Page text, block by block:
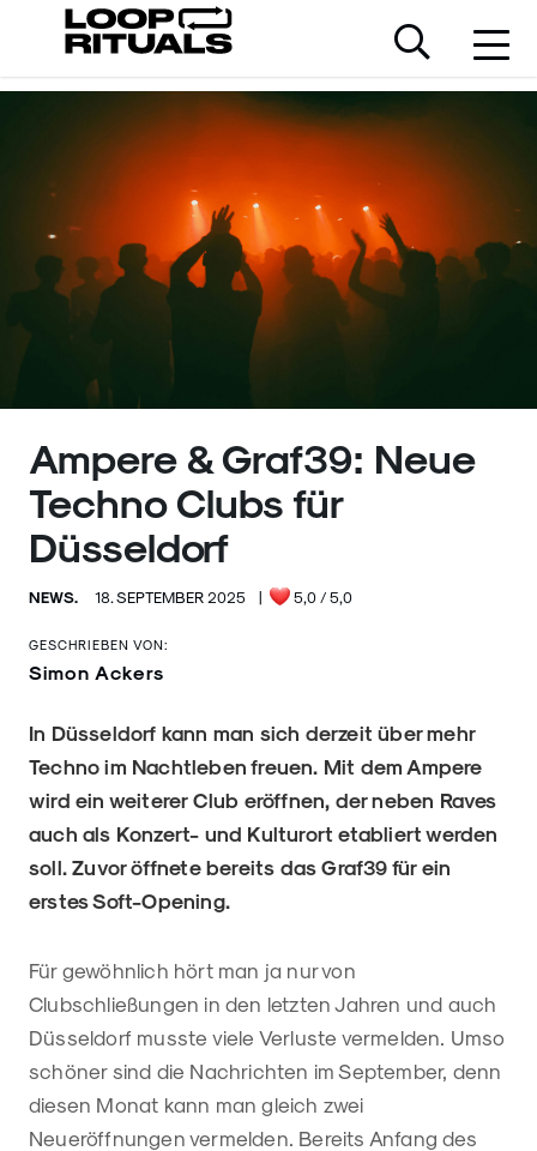
Ampere & Graf39: Neue
Techno Clubs für
Düsseldorf
NEWS. 18. SEPTEMBER 2025 | 5,0 / 5,0
GESCHRIEBEN VON:
Simon Ackers
In Düsseldorf kann man sich derzeit über mehr
Techno im Nachtleben freuen. Mit dem Ampere
wird ein weiterer Club eröffnen, der neben Raves
auch als Konzert- und Kulturort etabliert werden
soll. Zuvor öffnete bereits das Graf39 für ein
erstes Soft-Opening.
Für gewöhnlich hört man ja nur von
Clubschließungen in den letzten Jahren und auch
Düsseldorf musste viele Verluste vermelden. Umso
schöner sind die Nachrichten im September, denn
diesen Monat kann man gleich zwei
Neueröffnungen vermelden. Bereits Anfang des